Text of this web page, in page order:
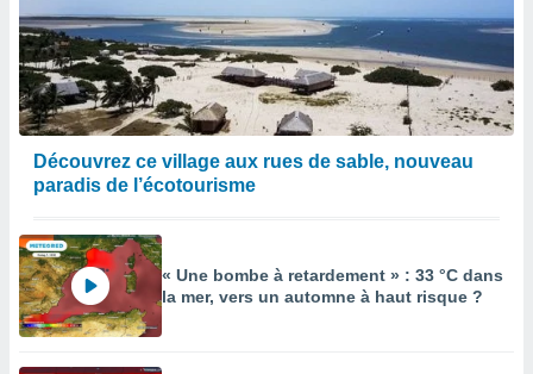
Découvrez ce village aux rues de sable, nouveau
paradis de l’écotourisme
« Une bombe à retardement » : 33 °C dans
la mer, vers un automne à haut risque ?